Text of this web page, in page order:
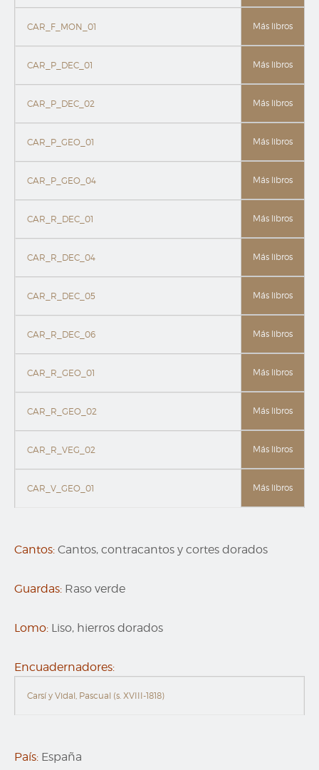
CAR_F_MON_01 Más libros
CAR_P_DEC_01 Más libros
CAR_P_DEC_02 Más libros
CAR_P_GEO_01 Más libros
CAR_P_GEO_04 Más libros
CAR_R_DEC_01 Más libros
CAR_R_DEC_04 Más libros
CAR_R_DEC_05 Más libros
CAR_R_DEC_06 Más libros
CAR_R_GEO_01 Más libros
CAR_R_GEO_02 Más libros
CAR_R_VEG_02 Más libros
CAR_V_GEO_01 Más libros
Cantos: Cantos, contracantos y cortes dorados
Guardas: Raso verde
Lomo: Liso, hierros dorados
Encuadernadores:
Carsí y Vidal, Pascual (s. XVIII-1818)
País: España